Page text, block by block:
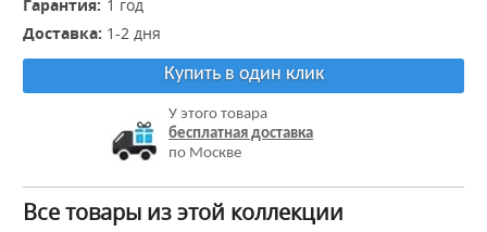
Гарантия: 1 год
Доставка: 1-2 дня
Купить в один клик
У этого товара
бесплатная доставка
по Москве
Все товары из этой коллекции